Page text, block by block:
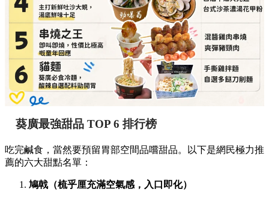
葵廣最強甜品 TOP 6 排行榜
吃完鹹食，當然要預留胃部空間品嚐甜品。以下是網民極力推
薦的六大甜點名單：
鳩戟（梳乎厘充滿空氣感，入口即化）